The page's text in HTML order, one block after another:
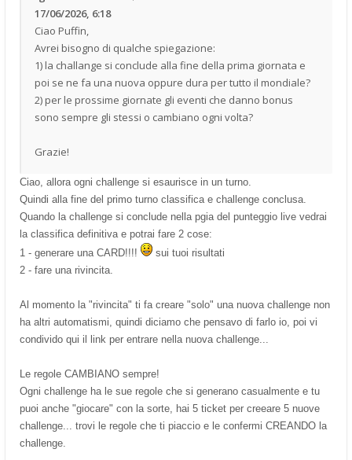
17/06/2026, 6:18
Ciao Puffin,
Avrei bisogno di qualche spiegazione:
1) la challange si conclude alla fine della prima giornata e
poi se ne fa una nuova oppure dura per tutto il mondiale?
2) per le prossime giornate gli eventi che danno bonus
sono sempre gli stessi o cambiano ogni volta?
Grazie!
Ciao, allora ogni challenge si esaurisce in un turno.
Quindi alla fine del primo turno classifica e challenge conclusa.
Quando la challenge si conclude nella pgia del punteggio live vedrai
la classifica definitiva e potrai fare 2 cose:
1 - generare una CARD!!!!
sui tuoi risultati
2 - fare una rivincita.
Al momento la "rivincita" ti fa creare "solo" una nuova challenge non
ha altri automatismi, quindi diciamo che pensavo di farlo io, poi vi
condivido qui il link per entrare nella nuova challenge...
Le regole CAMBIANO sempre!
Ogni challenge ha le sue regole che si generano casualmente e tu
puoi anche "giocare" con la sorte, hai 5 ticket per creeare 5 nuove
challenge... trovi le regole che ti piaccio e le confermi CREANDO la
challenge.